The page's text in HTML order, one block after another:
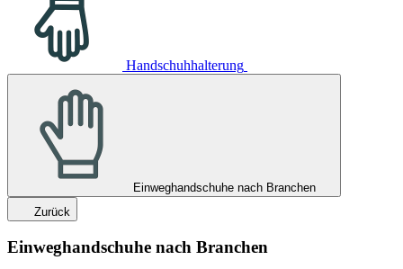
Handschuhhalterung
Einweghandschuhe nach Branchen
Zurück
Einweghandschuhe nach Branchen